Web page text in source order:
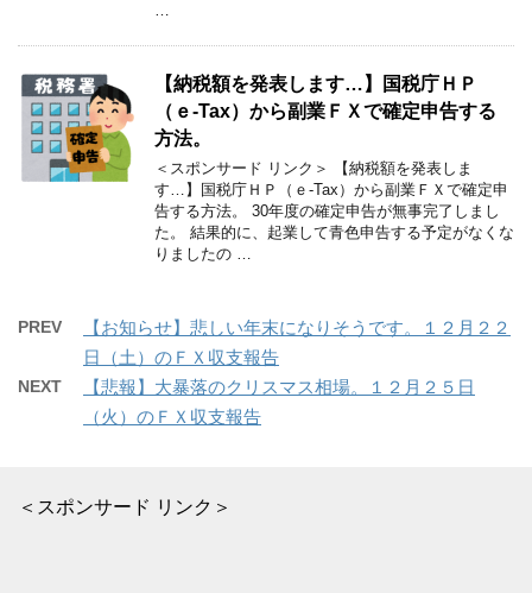
…
【納税額を発表します…】国税庁ＨＰ
（ｅ-Tax）から副業ＦＸで確定申告する
方法。
＜スポンサード リンク＞ 【納税額を発表しま
す…】国税庁ＨＰ（ｅ-Tax）から副業ＦＸで確定申
告する方法。 30年度の確定申告が無事完了しまし
た。 結果的に、起業して青色申告する予定がなくな
りましたの …
PREV
【お知らせ】悲しい年末になりそうです。１２月２２
日（土）のＦＸ収支報告
NEXT
【悲報】大暴落のクリスマス相場。１２月２５日
（火）のＦＸ収支報告
＜スポンサード リンク＞